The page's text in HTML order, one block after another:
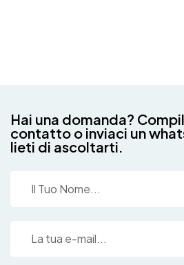
Hai una domanda?
contatto o inviaci un
lieti di ascoltarti.